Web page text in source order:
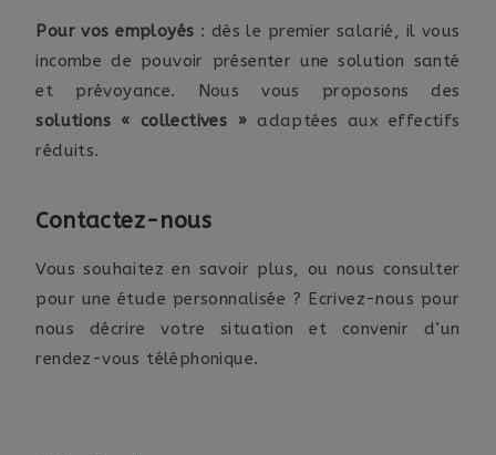
Pour vos employés : dès le premier salarié, il vous
incombe de pouvoir présenter une solution santé
et prévoyance. Nous vous proposons des
solutions « collectives » adaptées aux effectifs
réduits.
Contactez-nous
Vous souhaitez en savoir plus, ou nous consulter
pour une étude personnalisée ? Ecrivez-nous pour
nous décrire votre situation et convenir d’un
rendez-vous téléphonique.